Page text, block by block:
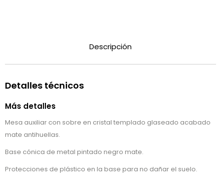
Descripción
Detalles técnicos
Más detalles
Mesa auxiliar con sobre en cristal templado glaseado acabado
mate antihuellas.
Base cónica de metal pintado negro mate.
Protecciones de plástico en la base para no dañar el suelo.